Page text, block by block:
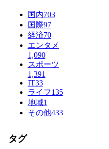
国内703
国際97
経済70
エンタメ
1,090
スポーツ
1,391
IT33
ライフ135
地域1
その他433
タグ